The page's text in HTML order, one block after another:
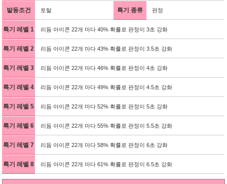
발동조건 토탈 특기 종류 판정
특기 레벨 1 리듬 아이콘 22개 마다 40% 확률로 판정이 3초 강화
특기 레벨 2 리듬 아이콘 22개 마다 43% 확률로 판정이 3.5초 강화
특기 레벨 3 리듬 아이콘 22개 마다 46% 확률로 판정이 4초 강화
특기 레벨 4 리듬 아이콘 22개 마다 49% 확률로 판정이 4.5초 강화
특기 레벨 5 리듬 아이콘 22개 마다 52% 확률로 판정이 5초 강화
특기 레벨 6 리듬 아이콘 22개 마다 55% 확률로 판정이 5.5초 강화
특기 레벨 7 리듬 아이콘 22개 마다 58% 확률로 판정이 6초 강화
특기 레벨 8 리듬 아이콘 22개 마다 61% 확률로 판정이 6.5초 강화